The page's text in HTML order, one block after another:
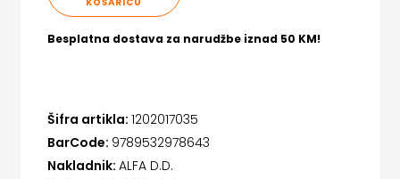
FIGULUS
FOKUS
FORUM
FRAKTURA
HENA COM
KATARINA ZRINSKI
KNJIGE NA ENGLESKOM JEZIKU
Besplatna dostava za narudžbe iznad 50 KM!
Šifra artikla: 1202017035
BarCode: 9789532978643
Nakladnik: ALFA D.D.